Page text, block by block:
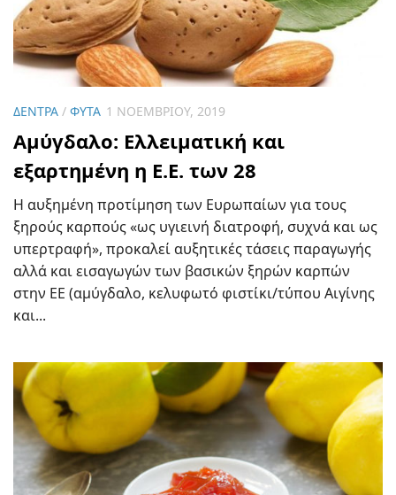
ΔΈΝΤΡΑ / ΦΥΤΆ 1 ΝΟΕΜΒΡΊΟΥ, 2019
Αμύγδαλο: Ελλειματική και
εξαρτημένη η Ε.Ε. των 28
Η αυξημένη προτίμηση των Ευρωπαίων για τους
ξηρούς καρπούς «ως υγιεινή διατροφή, συχνά και ως
υπερτραφή», προκαλεί αυξητικές τάσεις παραγωγής
αλλά και εισαγωγών των βασικών ξηρών καρπών
στην ΕΕ (αμύγδαλο, κελυφωτό φιστίκι/τύπου Αιγίνης
και...